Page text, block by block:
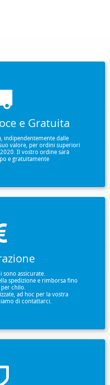
e Gratuita
indipendentemente dalle
valore, per ordini superiori
Il vostro ordine sarà
e gratuitamente
sono assicurate.
spedizione e rimborsa fino
chilo.
ad hoc per la vostra
di contattarci.